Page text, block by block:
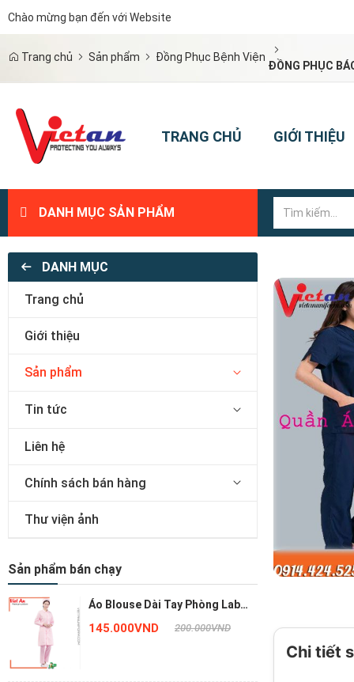
Chào mừng bạn đến với Website
Trang chủ Sản phẩm Đồng Phục Bệnh Viện
ĐỒNG PHỤC
TRANG CHỦ GIỚI THIỆU
DANH MỤC SẢN PHẨM
DANH MỤC
Trang chủ
Giới thiệu
Sản phẩm
Tin tức
Liên hệ
Chính sách bán hàng
Thư viện ảnh
Sản phẩm bán chạy
Áo Blouse Dài Tay Phòng Lab
Màu Hồng ACTPVA26
145.000VND 200.000VND
Chi tiết